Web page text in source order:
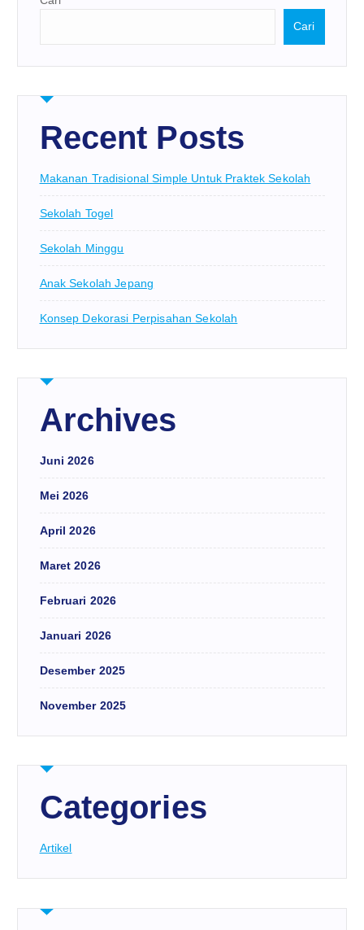
Cari
Recent Posts
Makanan Tradisional Simple Untuk Praktek Sekolah
Sekolah Togel
Sekolah Minggu
Anak Sekolah Jepang
Konsep Dekorasi Perpisahan Sekolah
Archives
Juni 2026
Mei 2026
April 2026
Maret 2026
Februari 2026
Januari 2026
Desember 2025
November 2025
Categories
Artikel